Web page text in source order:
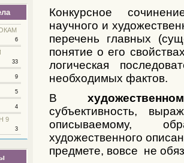
6
33
9
5
4
9
3
Конкурсное
научного и
перечень главных
понятие о его
логическая
необходимых фактов.
Вхудожественном
субъективность,
описываемому,
художественного
предмете, вовсе не